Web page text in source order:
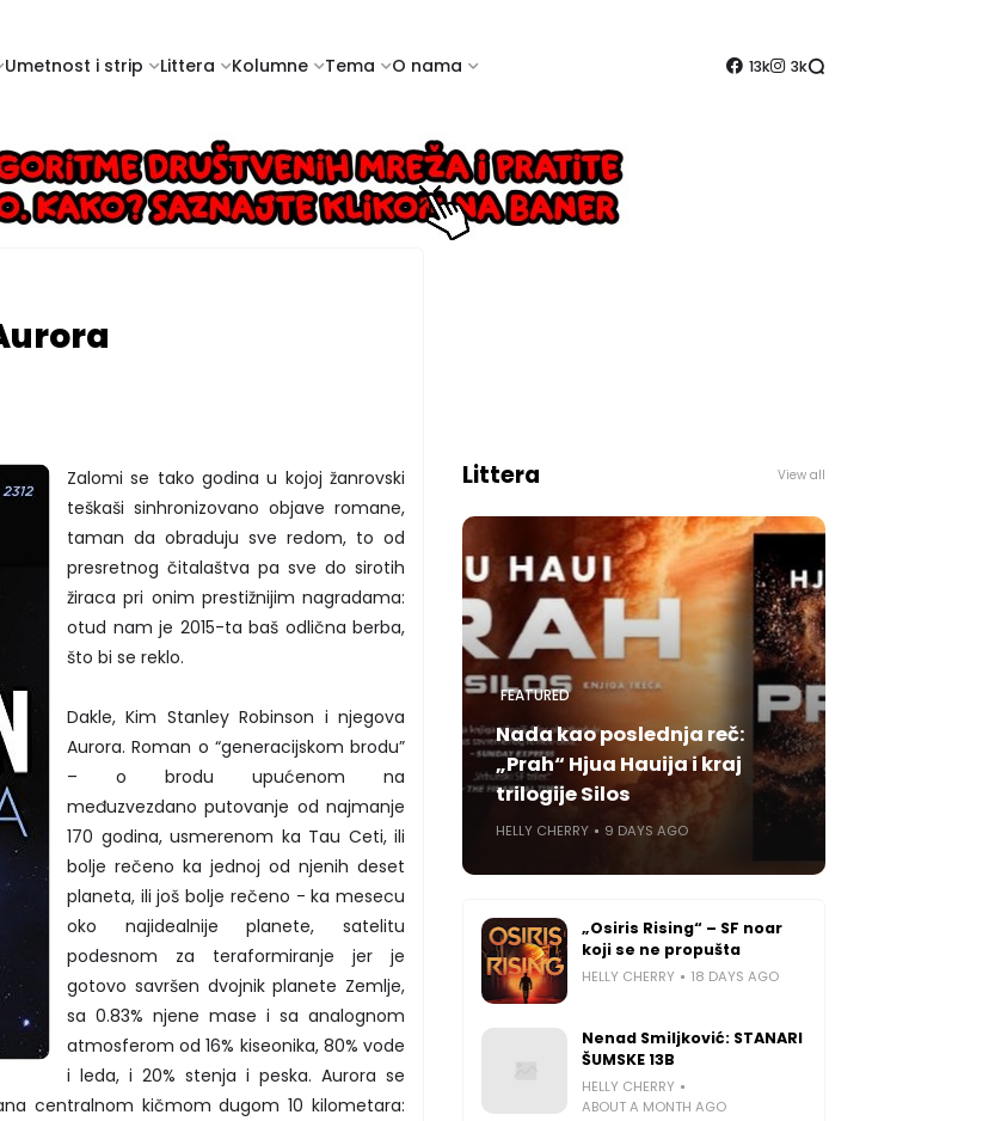
Umetnost i strip Littera Kolumne Tema O nama 13k 3k
Zalomi se tako godina u kojoj žanrovski
teškaši sinhronizovano objave romane,
taman da obraduju sve redom, to od
presretnog čitalaštva pa sve do sirotih
žiraca pri onim prestižnijim nagradama:
otud nam je 2015-ta baš odlična berba,
što bi se reklo.
Dakle, Kim Stanley Robinson i njegova
Aurora. Roman o “generacijskom brodu”
– o brodu upućenom na
međuzvezdano putovanje od najmanje
170 godina, usmerenom ka Tau Ceti, ili
bolje rečeno ka jednoj od njenih deset
planeta, ili još bolje rečeno - ka mesecu
oko najidealnije planete, satelitu
podesnom za teraformiranje jer je
gotovo savršen dvojnik planete Zemlje,
sa 0.83% njene mase i sa analognom
atmosferom od 16% kiseonika, 80% vode
i leda, i 20% stenja i peska. Aurora se
centralnom kičmom dugom 10 kilometara:
Littera View all
FEATURED
Nada kao poslednja reč:
„Prah“ Hjua Hauija i kraj
trilogije Silos
HELLY CHERRY 9 DAYS AGO
„Osiris Rising“ – SF noar
koji se ne propušta
HELLY CHERRY 18 DAYS AGO
Nenad Smiljković: STANARI
ŠUMSKE 13B
HELLY CHERRY
ABOUT A MONTH AGO